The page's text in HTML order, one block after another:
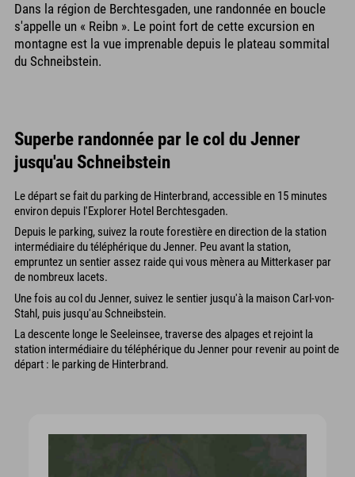
Dans la région de Berchtesgaden, une randonnée en boucle
s'appelle un « Reibn ». Le point fort de cette excursion en
montagne est la vue imprenable depuis le plateau sommital
du Schneibstein.
Superbe randonnée par le col du Jenner
jusqu'au Schneibstein
Le départ se fait du parking de Hinterbrand, accessible en 15 minutes
environ depuis l'Explorer Hotel Berchtesgaden.
Depuis le parking, suivez la route forestière en direction de la station
intermédiaire du téléphérique du Jenner. Peu avant la station,
empruntez un sentier assez raide qui vous mènera au Mitterkaser par
de nombreux lacets.
Une fois au col du Jenner, suivez le sentier jusqu'à la maison Carl-von-
Stahl, puis jusqu'au Schneibstein.
La descente longe le Seeleinsee, traverse des alpages et rejoint la
station intermédiaire du téléphérique du Jenner pour revenir au point de
départ : le parking de Hinterbrand.